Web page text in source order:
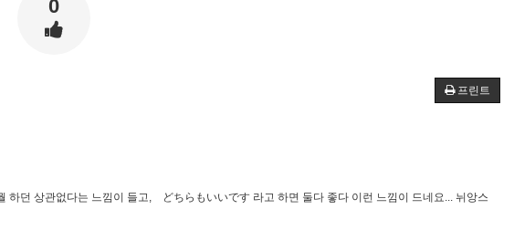
0
프린트
하던 상관없다는 느낌이 들고, どちらもいいです 라고 하면 둘다 좋다 이런 느낌이 드네요... 뉘앙스